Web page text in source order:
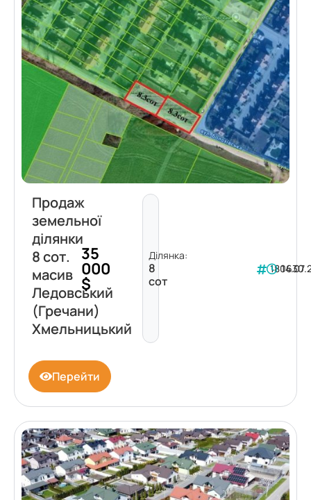
Продаж
земельної
ділянки
8 сот.
масив
Ледовський
(Гречани)
Хмельницький
35
000
$
Ділянка:
8
сот
180630
Перейти